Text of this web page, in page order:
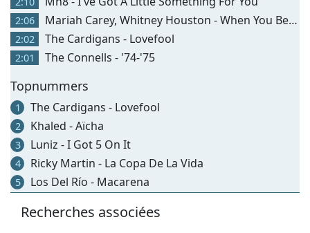
2:06 Mariah Carey, Whitney Houston - When You Believe
2:02 The Cardigans - Lovefool
2:01 The Connells - '74-'75
Topnummers
1 The Cardigans - Lovefool
2 Khaled - Aïcha
3 Luniz - I Got 5 On It
4 Ricky Martin - La Copa De La Vida
5 Los Del Río - Macarena
Recherches associées